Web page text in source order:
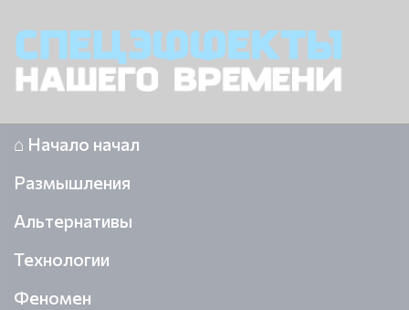
⌂ Начало начал
Размышления
Альтернативы
Технологии
Феномен